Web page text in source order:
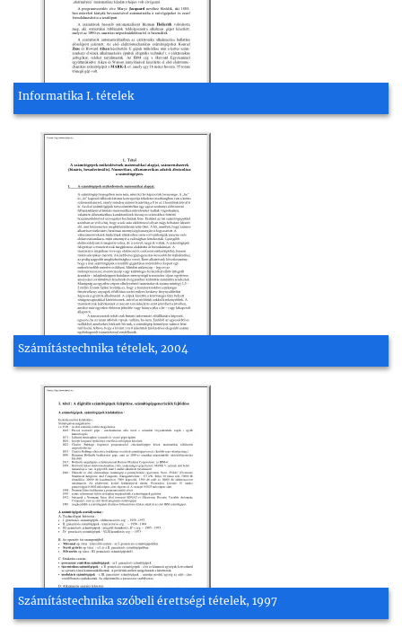
Informatika I. tételek
Számítástechnika tételek, 2004
Számítástechnika szóbeli érettségi tételek, 1997